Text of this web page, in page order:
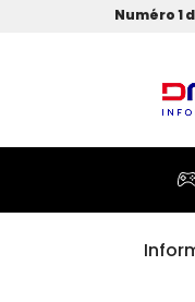
Numéro 1